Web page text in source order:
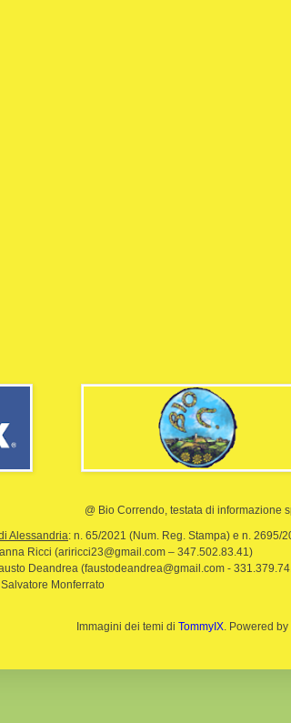
@ Bio Correndo, testata di informazione
Alessandria: n. 65/2021 (Num. Reg. Stampa) e n. 2695/
Ricci (ariricci23@gmail.com – 347.502.83.41)
Deandrea (faustodeandrea@gmail.com -
Monferrato
Immagini dei temi di TommyIX. Powered by